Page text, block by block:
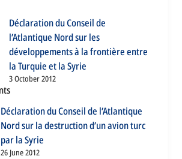
Déclaration du Conseil de
l’Atlantique Nord sur les
développements à la frontière entre
la Turquie et la Syrie
3 October 2012
Déclaration du Conseil de l’Atlantique
Nord sur la destruction d’un avion turc
par la Syrie
26 June 2012